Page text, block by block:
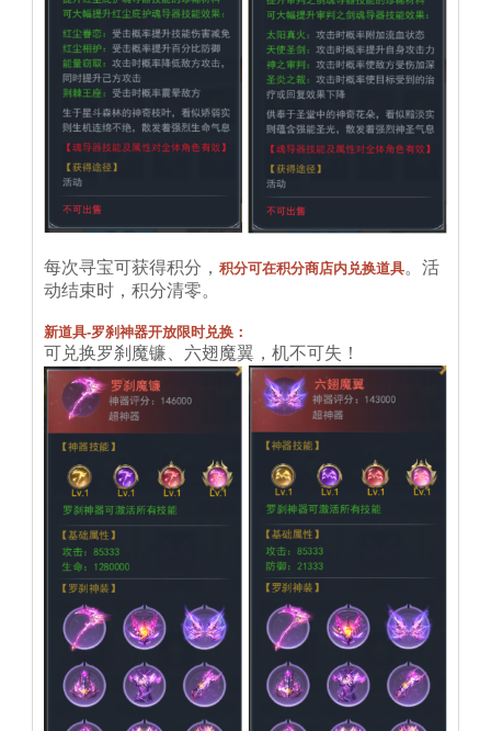
每次寻宝可获得积分，积分可在积分商店内兑换道具。活
动结束时，积分清零。
新道具-罗刹神器开放限时兑换：
可兑换罗刹魔镰、六翅魔翼，机不可失！